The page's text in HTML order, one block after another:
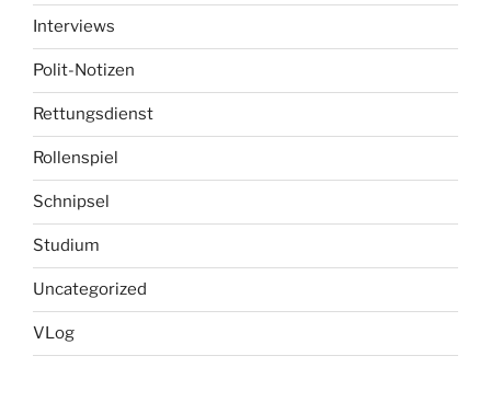
Interviews
Polit-Notizen
Rettungsdienst
Rollenspiel
Schnipsel
Studium
Uncategorized
VLog